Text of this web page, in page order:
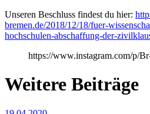
Unseren Beschluss findest du hier:
bremen.de/2018/12/18/fuer-
hochschulen-abschaffung-der-
https://www.instagram.com/p/
Weitere Beiträge